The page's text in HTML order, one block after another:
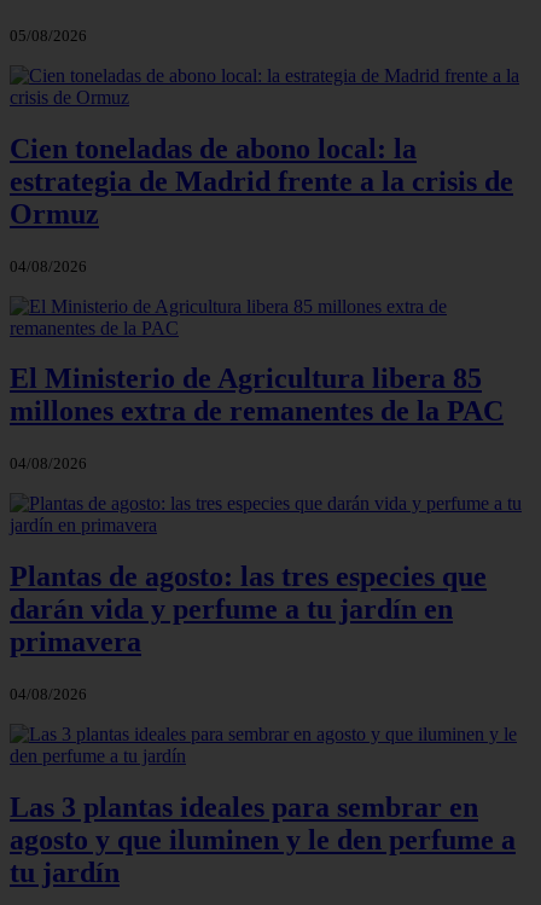
05/08/2026
Cien toneladas de abono local: la
estrategia de Madrid frente a la crisis de
Ormuz
04/08/2026
El Ministerio de Agricultura libera 85
millones extra de remanentes de la PAC
04/08/2026
Plantas de agosto: las tres especies que
darán vida y perfume a tu jardín en
primavera
04/08/2026
Las 3 plantas ideales para sembrar en
agosto y que iluminen y le den perfume a
tu jardín